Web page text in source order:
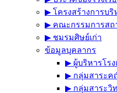
▶︎ โครงสร้างการบริ
▶︎ คณะกรรมการส
▶︎ ชมรมศิษย์เก่า
ข้อมูลบุคลากร
▶︎ ผู้บริหารโรง
▶︎ กลุ่มสาระค
▶︎ กลุ่มสาระวิ